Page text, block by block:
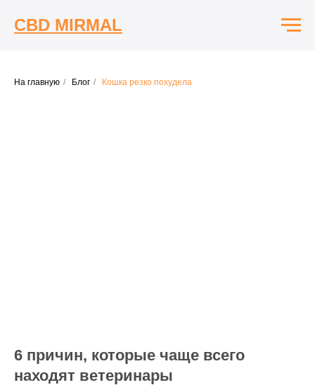
CBD MIRMAL
На главную / Блог / Кошка резко похудела
6 причин, которые чаще всего
находят ветеринары